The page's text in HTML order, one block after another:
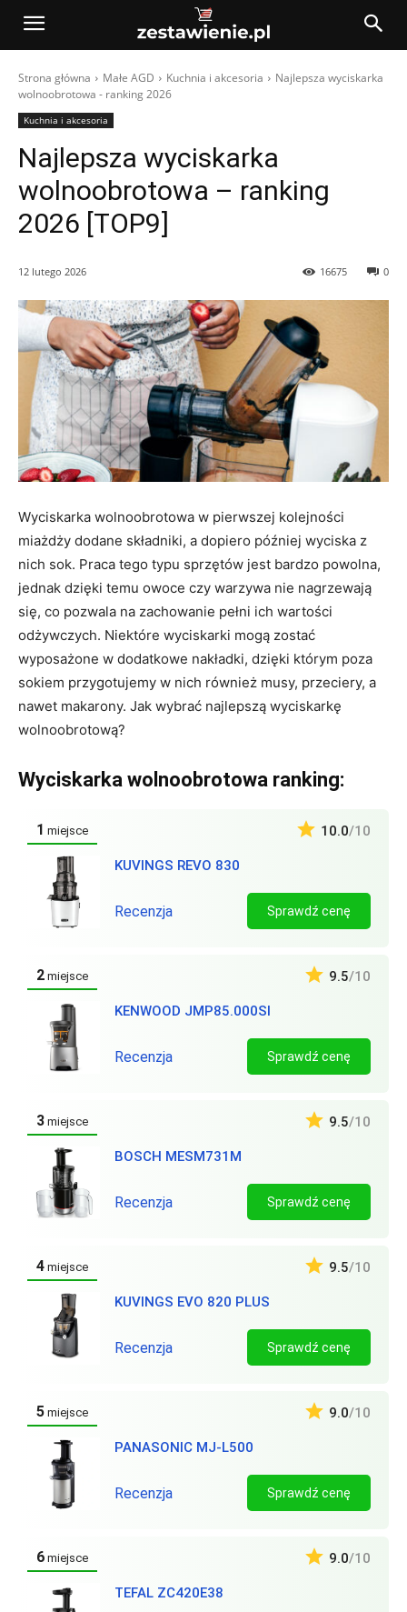
Strona główna Małe AGD Kuchnia i akcesoria
Najlepsza wyciskarka
wolnoobrotowa - ranking 2026
Kuchnia i akcesoria
Najlepsza wyciskarka
wolnoobrotowa – ranking
2026 [TOP9]
12 lutego 2026 0
16675
Wyciskarka wolnoobrotowa w pierwszej kolejności
miażdży dodane składniki, a dopiero później wyciska z
nich sok. Praca tego typu sprzętów jest bardzo powolna,
jednak dzięki temu owoce czy warzywa nie nagrzewają
się, co pozwala na zachowanie pełni ich wartości
odżywczych. Niektóre wyciskarki mogą zostać
wyposażone w dodatkowe nakładki, dzięki którym poza
sokiem przygotujemy w nich również musy, przeciery, a
nawet makarony. Jak wybrać najlepszą wyciskarkę
wolnoobrotową?
Wyciskarka wolnoobrotowa ranking:
1 miejsce
KUVINGS REVO 830
10.0/10
Recenzja Sprawdź cenę
2 miejsce
KENWOOD JMP85.000SI
9.5/10
Recenzja Sprawdź cenę
3 miejsce
BOSCH MESM731M
9.5/10
Recenzja Sprawdź cenę
4 miejsce
KUVINGS EVO 820 PLUS
9.5/10
Recenzja Sprawdź cenę
5 miejsce
PANASONIC MJ-L500
9.0/10
Recenzja Sprawdź cenę
6 miejsce
TEFAL ZC420E38
9.0/10